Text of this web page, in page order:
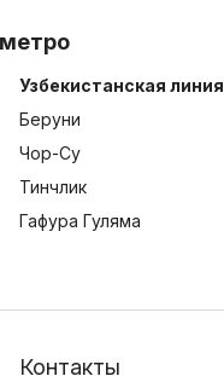
Узбекистанская линия
Беруни
Чор-Су
Тинчлик
Гафура Гуляма
Контакты